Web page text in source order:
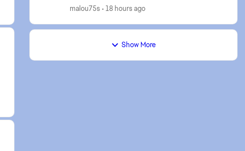
malou75s
18 hours ago
Show More